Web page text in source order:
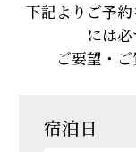
お部屋
下記よりご予
には必
ご要望・
宿泊日